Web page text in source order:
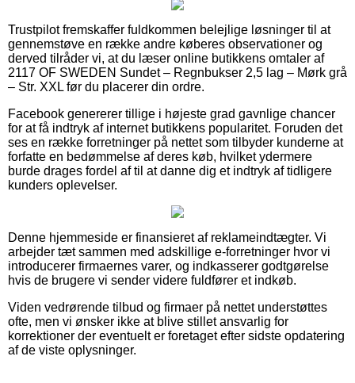
Trustpilot fremskaffer fuldkommen belejlige løsninger til at
gennemstøve en række andre køberes observationer og
derved tilråder vi, at du læser online butikkens omtaler af
2117 OF SWEDEN Sundet – Regnbukser 2,5 lag – Mørk grå
– Str. XXL før du placerer din ordre.
Facebook genererer tillige i højeste grad gavnlige chancer
for at få indtryk af internet butikkens popularitet. Foruden det
ses en række forretninger på nettet som tilbyder kunderne at
forfatte en bedømmelse af deres køb, hvilket ydermere
burde drages fordel af til at danne dig et indtryk af tidligere
kunders oplevelser.
Denne hjemmeside er finansieret af reklameindtægter. Vi
arbejder tæt sammen med adskillige e-forretninger hvor vi
introducerer firmaernes varer, og indkasserer godtgørelse
hvis de brugere vi sender videre fuldfører et indkøb.
Viden vedrørende tilbud og firmaer på nettet understøttes
ofte, men vi ønsker ikke at blive stillet ansvarlig for
korrektioner der eventuelt er foretaget efter sidste opdatering
af de viste oplysninger.